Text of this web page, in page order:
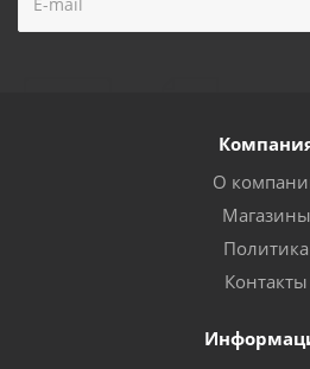
О
Магазины
Политика
Контакты